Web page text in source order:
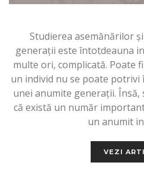
Studierea asemănărilor
generații este întotdeauna
multe ori, complicată. Poate
un individ nu se poate
unei anumite generații.
că există un număr
un anumit
VEZI